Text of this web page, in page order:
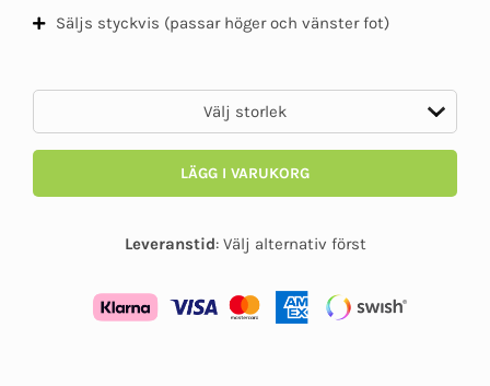
Säljs styckvis (passar höger och vänster fot)
LÄGG I VARUKORG
Leveranstid: Välj alternativ först